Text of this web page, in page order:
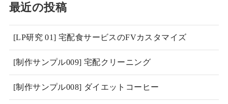
最近の投稿
[LP研究 01] 宅配食サービスのFVカスタマイズ
[制作サンプル009] 宅配クリーニング
[制作サンプル008] ダイエットコーヒー